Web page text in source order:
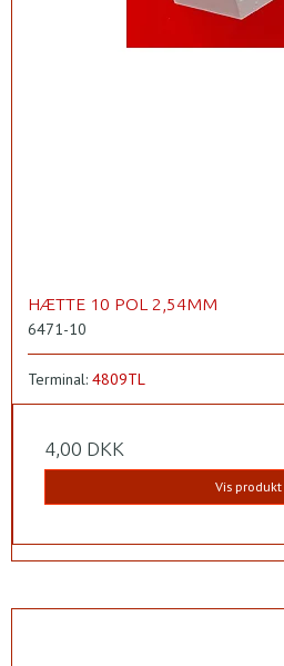
HÆTTE 10 POL 2,54MM
6471-10
Terminal: 4809TL
4,00 DKK
Vis produkt